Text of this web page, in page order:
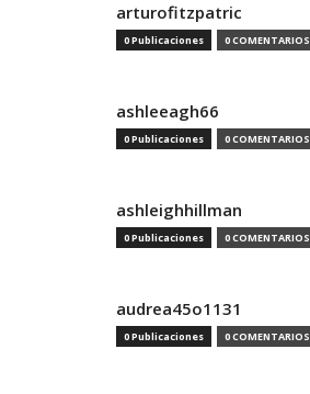
arturofitzpatric
0 Publicaciones 0 COMENTARIOS
ashleeagh66
0 Publicaciones 0 COMENTARIOS
ashleighhillman
0 Publicaciones 0 COMENTARIOS
audrea45o1131
0 Publicaciones 0 COMENTARIOS